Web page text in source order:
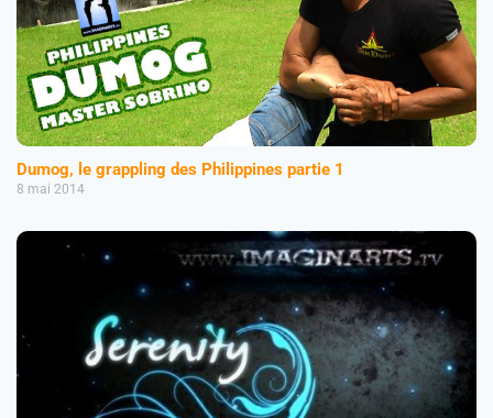
Dumog, le grappling des Philippines partie 1
8 mai 2014